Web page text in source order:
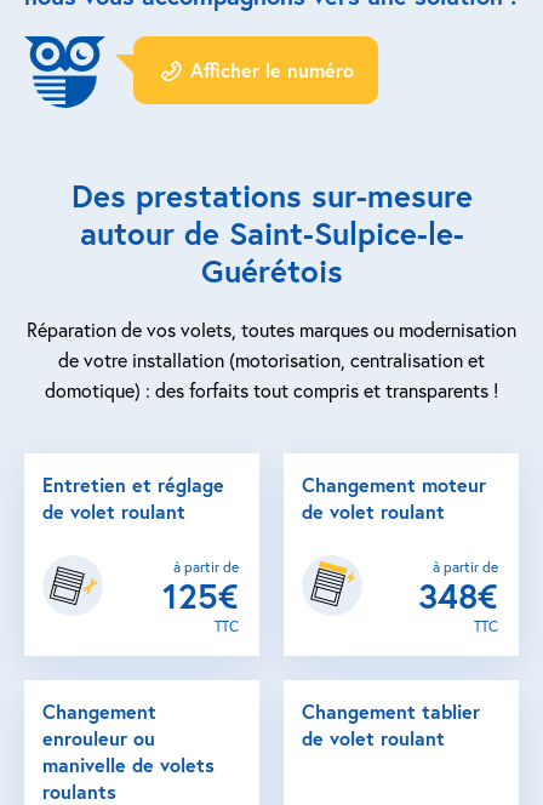
Motoriser un volet roulant
ESPACE PRO
Nous recrutons
QUI SOMMES-NOUS ?
Afficher le numéro
Des prestations sur-mesure
autour de Saint-Sulpice-le-
Guérétois
Réparation de vos volets, toutes marques ou modernisation
de votre installation (motorisation, centralisation et
domotique) : des forfaits tout compris et transparents !
Entretien et réglage
de volet roulant
à partir de
125€
TTC
Changement moteur
de volet roulant
à partir de
348€
TTC
Changement
enrouleur ou
manivelle de volets
roulants
Changement tablier
de volet roulant